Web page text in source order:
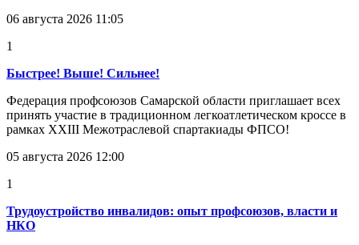
06 августа 2026 11:05
1
Быстрее! Выше! Сильнее!
Федерация профсоюзов Самарской области приглашает всех
принять участие в традиционном легкоатлетическом кроссе в
рамках XXIII Межотраслевой спартакиады ФПСО!
05 августа 2026 12:00
1
Трудоустройство инвалидов: опыт профсоюзов, власти и
НКО